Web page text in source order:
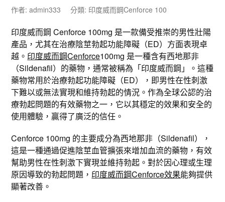
作者:admin333 分類: 印度威而鋼Cenforce 100
印度威而鋼 Cenforce 100mg 是一款備受推崇的男性壯陽
產品，尤其在治療陰莖勃起功能障礙（ED）方面表現卓
越。 印度威而鋼Cenforce100mg 是一種含有西地那非
（Sildenafil）的藥物，通常被稱為「印度威而鋼」。這種
藥物常用於治療勃起功能障礙（ED），即男性在性刺激
下難以或無法實現和維持勃起的情況。作為全球公認的治
療勃起問題的有效藥物之一，它以其穩定的效果和安全的
使用體驗，贏得了廣泛的信任。
Cenforce 100mg 的主要成分為西地那非（Sildenafil），
這是一種通過促進陰莖血管擴張來增加血流的藥物，有效
幫助男性在性刺激下實現並維持勃起。對於因心理或生理
原因導致的勃起問題， 印度威而鋼Cenforce效果能夠提供
顯著改善。